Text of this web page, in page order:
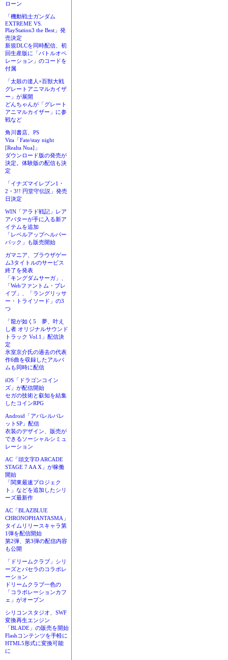
ローン
「機動戦士ガンダム
EXTREME VS.
PlayStation3 the Best」発
売決定
新規DLCを同時配信、初
回生産版に「バトルオペ
レーション」のコードを
付属
「太鼓の達人×百獣大戦
グレートアニマルカイザ
ー」が展開
どんちゃんが「グレート
アニマルカイザー」に参
戦など
角川書店、PS
Vita「Fate/stay night
[Realta Nua]」
ダウンロード版の発売が
決定。体験版の配信も決
定
「イナズマイレブン1・
2・3!! 円堂守伝説」発売
日決定
WIN「アラド戦記」レア
アバターが手に入る新ア
イテムを追加
「レベルアップヘルパー
パック」も販売開始
ガマニア、ブラウザゲー
ム3タイトルのサービス
終了を発表
「キングダムサーガ」、
「Webファントム・ブレ
イブ」、「ラングリッサ
ー・トライソード」の3
つ
「龍が如く5 夢、叶え
し者 オリジナルサウンド
トラック Vol.1」配信決
定
氷室京介氏の過去の代表
作6曲を収録したアルバ
ムも同時に配信
iOS「ドラゴンコイン
ズ」が配信開始
セガの技術と叡知を結集
したコインRPG
Android「アパレルパレ
ットSP」配信
衣装のデザイン、販売が
できるソーシャルシミュ
レーション
AC「頭文字D ARCADE
STAGE 7 AA X」が稼働
開始
「関東最速プロジェク
ト」などを追加したシリ
ーズ最新作
AC「BLAZBLUE
CHRONOPHANTASMA」
タイムリリースキャラ第
1弾を配信開始
第2弾、第3弾の配信内容
も公開
「ドリームクラブ」シリ
ーズとパセラのコラボレ
ーション
ドリームクラブ一色の
「コラボレーションカフ
ェ」がオープン
シリコンスタジオ、SWF
変換再生エンジン
「BLADE」の販売を開始
Flashコンテンツを手軽に
HTML5形式に変換可能
に